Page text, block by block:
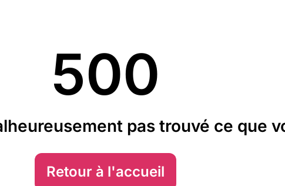
500
pas trouvé ce que
Retour à l'accueil